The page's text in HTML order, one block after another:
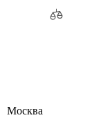
Москва